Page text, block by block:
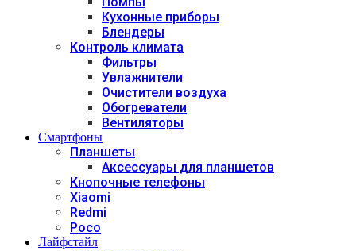
Кухонные приборы
Блендеры
Контроль климата
Фильтры
Увлажнители
Очистители воздуха
Обогреватели
Вентиляторы
Смартфоны
Планшеты
Аксессуары для планшетов
Кнопочные телефоны
Xiaomi
Redmi
Poco
Лайфстайл